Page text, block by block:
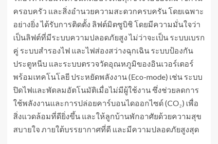
ครอบครัว และสิ่งอำนวยความสะดวกครบครัน โดยเฉพาะ
อย่างยิ่ง ได้รับการติดตั้ง ลิฟต์มิตซูบิชิ โดยมีความมั่นใจว่า
เป็นลิฟต์ที่มีระบบความปลอดภัยสูง ไม่ว่าจะเป็น ระบบเบรก
คู่ ระบบสำรองไฟ และไฟส่องสว่างฉุกเฉิน ระบบป้องกัน
ประตูหนีบ และระบบตรวจวัดอุณหภูมิของอินเวอร์เตอร์
พร้อมเทคโนโลยี ประหยัดพลังงาน (Eco-mode) เช่น ระบบ
ปิดไฟและพัดลมอัตโนมัติเมื่อไม่มีผู้ใช้งาน ซึ่งช่วยลดการ
ใช้พลังงานและการปล่อยคาร์บอนไดออกไซด์ (CO₂) เพื่อ
สิ่งแวดล้อมที่ดียิ่งขึ้น และให้ลูกบ้านพักอาศัยด้วยความสุข
สบายใจ ภายใต้บรรยากาศที่ดี และมีความปลอดภัยสูงสุด